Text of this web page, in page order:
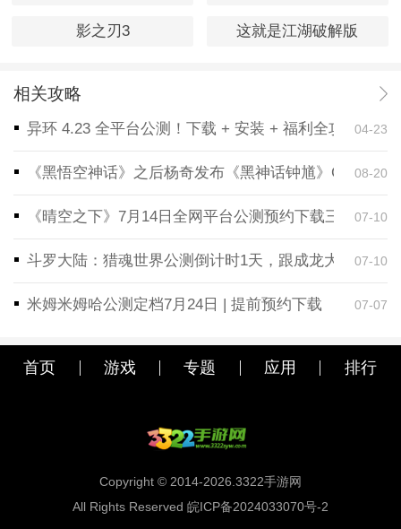
影之刃3 这就是江湖破解版
相关攻略
异环 4.23 全平台公测！下载 + 安装 + 福利全攻略，一
04-23
《黑悟空神话》之后杨奇发布《黑神话钟馗》CG！预
08-20
《晴空之下》7月14日全网平台公测预约下载三端同步
07-10
斗罗大陆：猎魂世界公测倒计时1天，跟成龙大哥一起
07-10
米姆米姆哈公测定档7月24日 | 提前预约下载 07-07
首页 游戏 专题 应用 排行
Copyright © 2014-2026.3322手游网
All Rights Reserved 皖ICP备2024033070号-2